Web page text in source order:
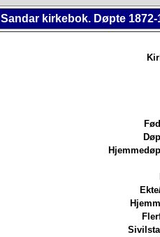
Sandar kirkebok. Døpte 1872-